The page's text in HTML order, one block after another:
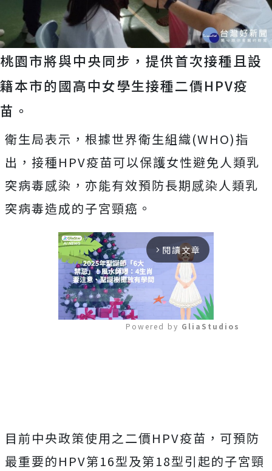
桃園市將與中央同步，提供首次接種且設
籍本市的國高中女學生接種二價HPV疫
苗。
衛生局表示，根據世界衛生組織(WHO)指
出，接種HPV疫苗可以保護女性避免人類乳
突病毒感染，亦能有效預防長期感染人類乳
突病毒造成的子宮頸癌。
arrow_forward_ios 閱讀文章
Powered by GliaStudios
目前中央政策使用之二價HPV疫苗，可預防
最重要的HPV第16型及第18型引起的子宮頸